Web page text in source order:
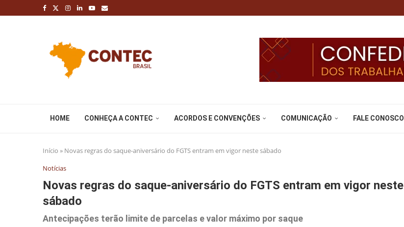
HOME CONHEÇA A CONTEC ACORDOS E CONVENÇÕES COMUNICAÇÃO FALE CONOSCO
Início » Novas regras do saque-aniversário do FGTS entram em vigor neste sábado
Notícias
Novas regras do saque-aniversário do FGTS entram em vigor neste
sábado
Antecipações terão limite de parcelas e valor máximo por saque